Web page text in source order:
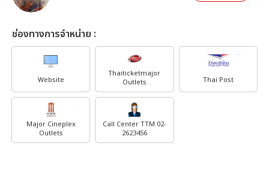
ช่องทางการจำหน่าย :
Website
Thaiticketmajor
Outlets
Thai Post
Major Cineplex
Outlets
Call Center TTM 02-
2623456